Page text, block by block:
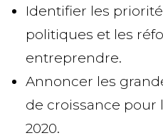
Identifier les
politiques et les
entreprendre.
Annoncer les
de croissance pour
2020.